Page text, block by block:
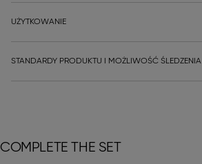
UŻYTKOWANIE
STANDARDY PRODUKTU I MOŻLIWOŚĆ ŚLEDZENIA
COMPLETE THE SET